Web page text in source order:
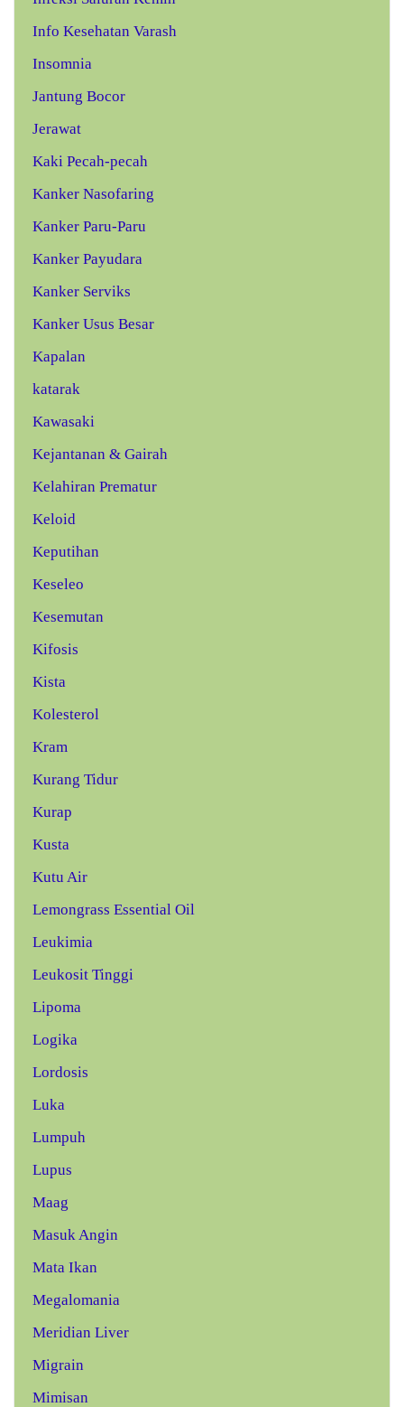
Info Kesehatan Varash
Insomnia
Jantung Bocor
Jerawat
Kaki Pecah-pecah
Kanker Nasofaring
Kanker Paru-Paru
Kanker Payudara
Kanker Serviks
Kanker Usus Besar
Kapalan
katarak
Kawasaki
Kejantanan & Gairah
Kelahiran Prematur
Keloid
Keputihan
Keseleo
Kesemutan
Kifosis
Kista
Kolesterol
Kram
Kurang Tidur
Kurap
Kusta
Kutu Air
Lemongrass Essential Oil
Leukimia
Leukosit Tinggi
Lipoma
Logika
Lordosis
Luka
Lumpuh
Lupus
Maag
Masuk Angin
Mata Ikan
Megalomania
Meridian Liver
Migrain
Mimisan